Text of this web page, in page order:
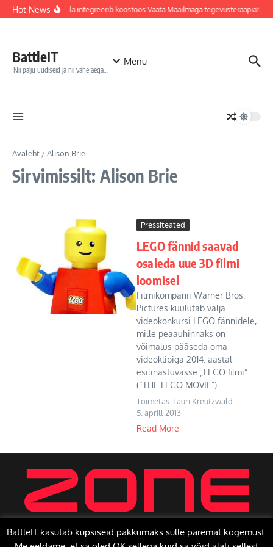
Sisu juurde
Hot NewsJõhvi haigla integreerib koostöös Vaata Maailmaga
BattleIT
Nii palju uudiseid ja nii vähe aega…
Menu
Avaleht /Alison Brie
Sirvimissilt: Alison Brie
Pressiteated
LEGO fännid saavad
osaleda uue 3D filmi
loomisel
Filmikompanii Warner Bros.
Pictures kuulutab välja
videokonkursi LEGO fännidele,
mille peaauhinnaks on
võimalus pääseda oma
videoklipiga 2014. aastal
esilinastuvasse „LEGO filmi“
(“THE LEGO MOVIE”)...
Toimetas: Lauri Kreutzwald
5. aprill 2013
Read More
BattleIT kasutab küpsiseid pakkumaks sulle paremat kogemust.